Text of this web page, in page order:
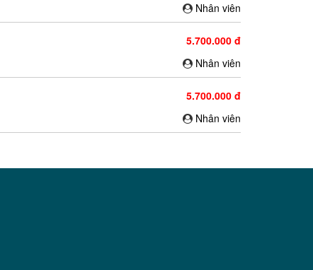
Nhân viên
5.700.000 đ
Nhân viên
5.700.000 đ
Nhân viên